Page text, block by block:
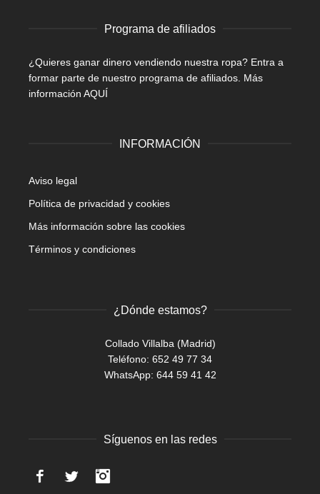
Programa de afiliados
¿Quieres ganar dinero vendiendo nuestra ropa? Entra a
formar parte de nuestro programa de afiliados. Más
información AQUÍ
INFORMACIÓN
Aviso legal
Política de privacidad y cookies
Más información sobre las cookies
Términos y condiciones
¿Dónde estamos?
Collado Villalba (Madrid)
Teléfono: 652 49 77 34
WhatsApp: 644 59 41 42
Síguenos en las redes
FacebookTwitter